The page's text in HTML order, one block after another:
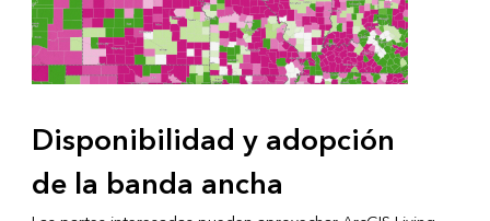
Disponibilidad y adopción
de la banda ancha